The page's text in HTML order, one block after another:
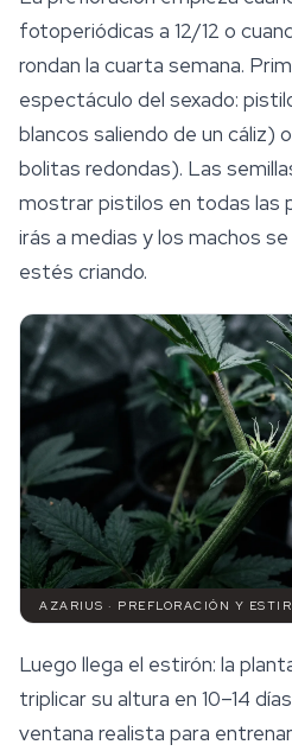
fotoperiódicas a 12/12 o
rondan la cuarta semana.
espectáculo del sexado:
blancos saliendo de un cáliz)
bolitas redondas). Las
mostrar pistilos en todas las
irás a medias y los machos
estés criando.
AZARIUS · PREFLORACIÓN Y
Luego llega el estirón: la
triplicar su altura en 10–14
ventana realista para